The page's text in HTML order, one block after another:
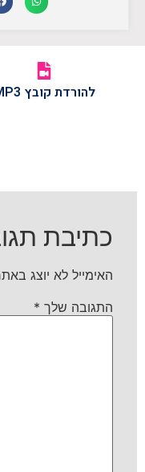
להורדת קובץ MP3
כתיבת
האימייל לא יוצג
התגובה שלך *